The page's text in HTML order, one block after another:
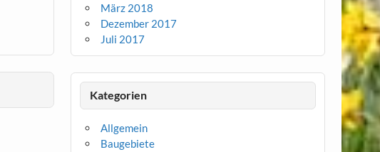
März 2018
Dezember 2017
Juli 2017
Kategorien
Allgemein
Baugebiete